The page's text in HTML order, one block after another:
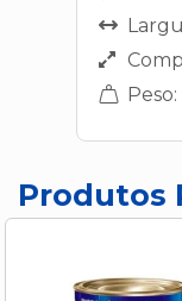
Produtos